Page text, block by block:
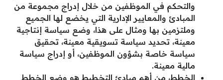
والتحكم في الموظفين من خلال إدراج مجموعة من
المبادئ والمعايير الإدارية التي يخضع لها الجميع
وملتزمين بها ومثال على هذا، وضع سياسة إنتاجية
معينة، تحديد سياسة تسويقية معينة، تحقيق
سياسة خاصة بشؤون الموظفين، أو إدراج سياسة
مالية معينة.
الخطط، من أهم مبادئ التخطيط هو وضع الخطط